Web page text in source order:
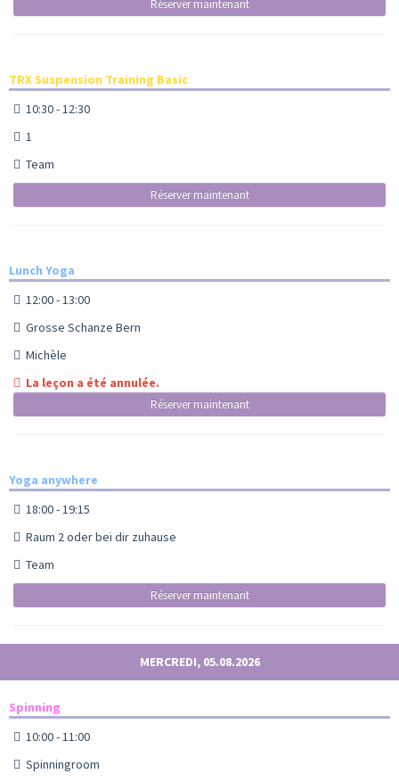
Réserver maintenant
TRX Suspension Training Basic
10:30 - 12:30
1
Team
Réserver maintenant
Lunch Yoga
12:00 - 13:00
Grosse Schanze Bern
Michèle
La leçon a été annulée.
Réserver maintenant
Yoga anywhere
18:00 - 19:15
Raum 2 oder bei dir zuhause
Team
Réserver maintenant
MERCREDI, 05.08.2026
Spinning
10:00 - 11:00
Spinningroom